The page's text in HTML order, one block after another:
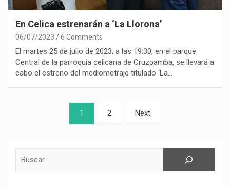
En Celica estrenarán a ‘La Llorona’
06/07/2023 6 Comments
El martes 25 de julio de 2023, a las 19:30, en el parque
Central de la parroquia celicana de Cruzpamba, se llevará a
cabo el estreno del mediometraje titulado ‘La…
1 2 Next